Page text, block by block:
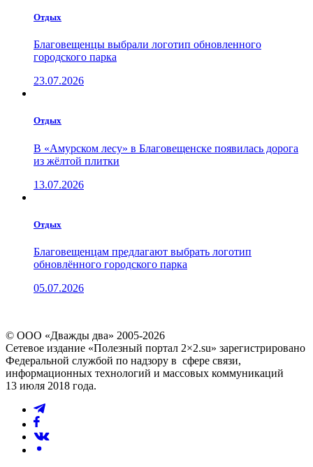
Отдых
Благовещенцы выбрали логотип обновленного
городского парка
23.07.2026
Отдых
В «Амурском лесу» в Благовещенске появилась дорога
из жёлтой плитки
13.07.2026
Отдых
Благовещенцам предлагают выбрать логотип
обновлённого городского парка
05.07.2026
© ООО «Дважды два» 2005-2026
Сетевое издание «Полезный портал 2×2.su» зарегистрировано
Федеральной службой по надзору в сфере связи,
информационных технологий и массовых коммуникаций
13 июля 2018 года.